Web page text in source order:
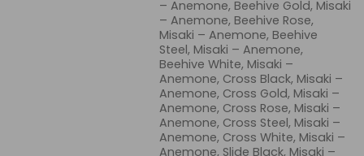
– Anemone, Beehive Gold, Misaki
– Anemone, Beehive Rose,
Misaki – Anemone, Beehive
Steel, Misaki – Anemone,
Beehive White, Misaki –
Anemone, Cross Black, Misaki –
Anemone, Cross Gold, Misaki –
Anemone, Cross Rose, Misaki –
Anemone, Cross Steel, Misaki –
Anemone, Cross White, Misaki –
Anemone, Slide Black, Misaki –